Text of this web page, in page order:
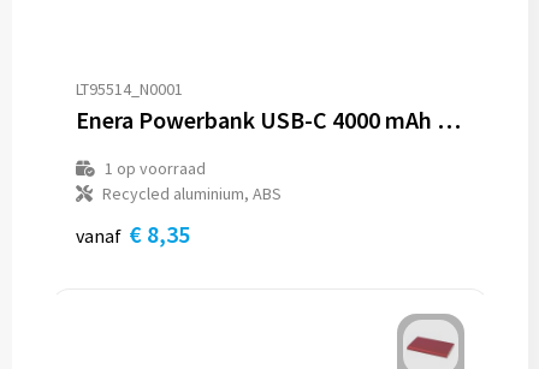
LT95514_N0001
Enera Powerbank USB-C 4000 mAh R-AL
1 op voorraad
Recycled aluminium, ABS
vanaf € 8,35